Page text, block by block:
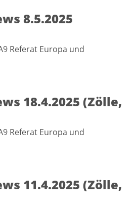
8.5.2025
Referat Europa und
18.4.2025 (Zölle,
Referat Europa und
11.4.2025 (Zölle,